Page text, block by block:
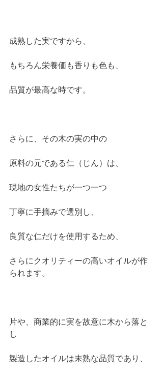
成熟した実ですから、
もちろん栄養価も香りも色も、
品質が最高な時です。
さらに、その木の実の中の
原料の元である仁（じん）は、
現地の女性たちが一つ一つ
丁寧に手摘みで選別し、
良質な仁だけを使用するため、
さらにクオリティーの高いオイルが作
られます。
片や、商業的に実を故意に木から落と
し
製造したオイルは未熟な品質であり、